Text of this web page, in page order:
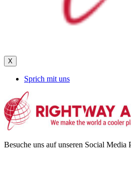
X
Sprich mit uns
Besuche uns auf unseren Social Media